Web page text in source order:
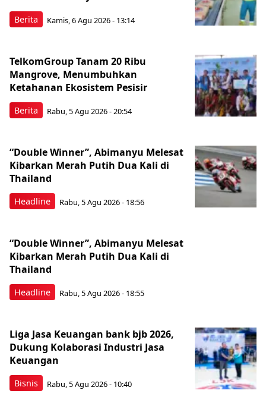
Berita Kamis, 6 Agu 2026 - 13:14
Berita
TelkomGroup Tanam 20 Ribu
Mangrove, Menumbuhkan
Ketahanan Ekosistem Pesisir
Rabu, 5 Agu 2026 - 20:54
Headline
“Double Winner”, Abimanyu Melesat
Kibarkan Merah Putih Dua Kali di
Thailand
Rabu, 5 Agu 2026 - 18:56
Headline
“Double Winner”, Abimanyu Melesat
Kibarkan Merah Putih Dua Kali di
Thailand
Rabu, 5 Agu 2026 - 18:55
Bisnis
Liga Jasa Keuangan bank bjb 2026,
Dukung Kolaborasi Industri Jasa
Keuangan
Rabu, 5 Agu 2026 - 10:40